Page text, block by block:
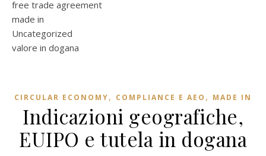
free trade agreement
made in
Uncategorized
valore in dogana
CIRCULAR ECONOMY, COMPLIANCE E AEO , MADE IN
Indicazioni geografiche,
EUIPO e tutela in dogana